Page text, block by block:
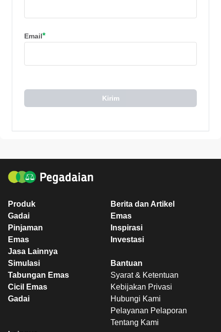
Email*
Kirim
Produk
Gadai
Pinjaman
Emas
Jasa Lainnya
Berita dan Artikel
Emas
Inspirasi
Investasi
Simulasi
Tabungan Emas
Cicil Emas
Gadai
Bantuan
Syarat & Ketentuan
Kebijakan Privasi
Hubungi Kami
Pelayanan Pelaporan
Tentang Kami